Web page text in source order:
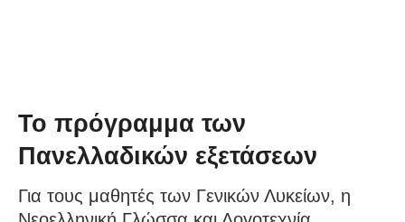
Το πρόγραμμα των
Πανελλαδικών εξετάσεων
Για τους μαθητές των Γενικών Λυκείων, η